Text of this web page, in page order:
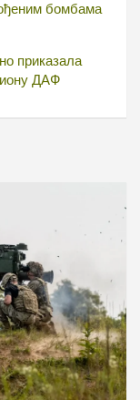
бомбама
приказала
ДАФ